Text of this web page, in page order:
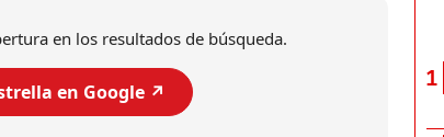
en los resultados de búsqueda.
en Google ↗️
1